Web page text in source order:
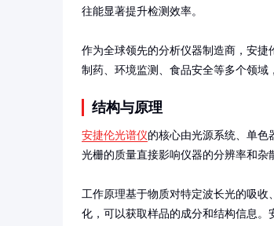
往能显著提升检测效率。
作为全球领先的分析仪器制造商，安
制药、环境监测、食品安全等多个领域
结构与原理
安捷伦光谱仪的核心由光源系统、单色
光栅的质量直接影响仪器的分辨率和杂
工作原理基于物质对特定波长光的吸
化，可以获取样品的成分和结构信息